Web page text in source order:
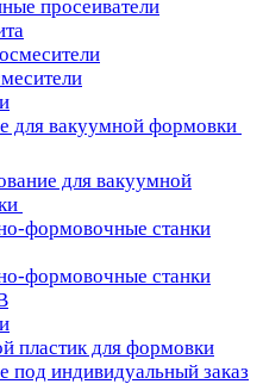
просеиватели
для вакуумной формовки
для вакуумной
формовочные станки
формовочные станки
пластик для формовки
под индивидуальный заказ